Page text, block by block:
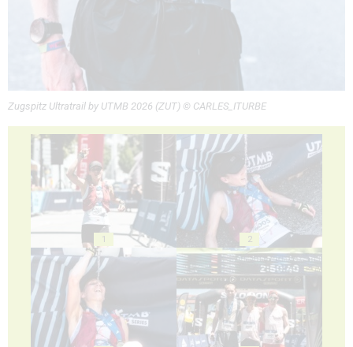
Zugspitz Ultratrail by UTMB 2026 (ZUT) © CARLES_ITURBE
1 2